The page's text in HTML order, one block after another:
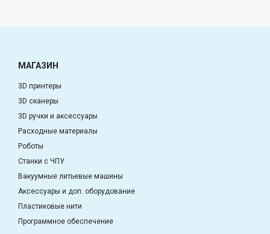
МАГАЗИН
3D принтеры
3D сканеры
3D ручки и аксессуары
Расходные материалы
Роботы
Станки с ЧПУ
Вакуумные литьевые машины
Аксессуары и доп. оборудование
Пластиковые нити
Программное обеспечение